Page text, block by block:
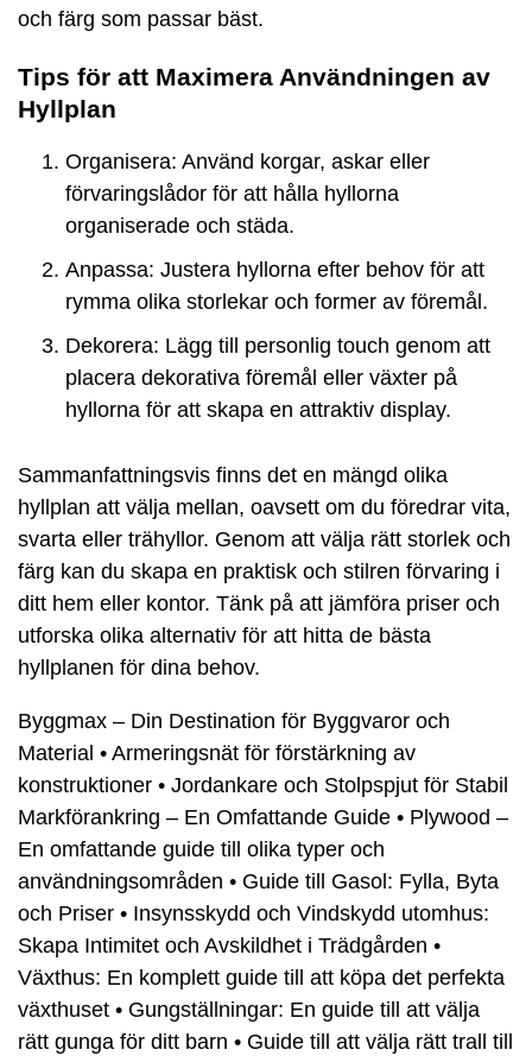
och färg som passar bäst.
Tips för att Maximera Användningen av
Hyllplan
Organisera: Använd korgar, askar eller
förvaringslådor för att hålla hyllorna
organiserade och städa.
Anpassa: Justera hyllorna efter behov för att
rymma olika storlekar och former av föremål.
Dekorera: Lägg till personlig touch genom att
placera dekorativa föremål eller växter på
hyllorna för att skapa en attraktiv display.
Sammanfattningsvis finns det en mängd olika
hyllplan att välja mellan, oavsett om du föredrar vita,
svarta eller trähyllor. Genom att välja rätt storlek och
färg kan du skapa en praktisk och stilren förvaring i
ditt hem eller kontor. Tänk på att jämföra priser och
utforska olika alternativ för att hitta de bästa
hyllplanen för dina behov.
Byggmax – Din Destination för Byggvaror och
Material • Armeringsnät för förstärkning av
konstruktioner • Jordankare och Stolpspjut för Stabil
Markförankring – En Omfattande Guide • Plywood –
En omfattande guide till olika typer och
användningsområden • Guide till Gasol: Fylla, Byta
och Priser • Insynsskydd och Vindskydd utomhus:
Skapa Intimitet och Avskildhet i Trädgården •
Växthus: En komplett guide till att köpa det perfekta
växthuset • Gungställningar: En guide till att välja
rätt gunga för ditt barn • Guide till att välja rätt trall till